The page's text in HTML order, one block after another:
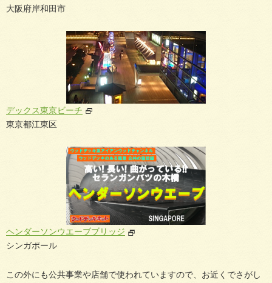
大阪府岸和田市
デックス東京ビーチ
東京都江東区
ヘンダーソンウエーブブリッジ
シンガポール
この外にも公共事業や店舗で使われていますので、お近くでさがし